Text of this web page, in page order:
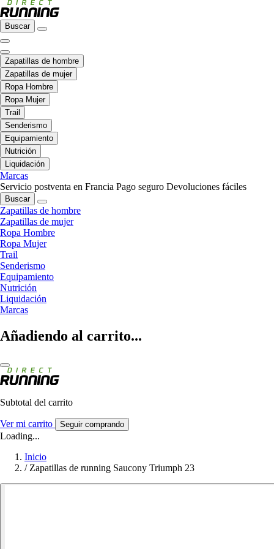
Buscar
Zapatillas de hombre
Zapatillas de mujer
Ropa Hombre
Ropa Mujer
Trail
Senderismo
Equipamiento
Nutrición
Liquidación
Marcas
Servicio postventa en Francia Pago seguro Devoluciones fáciles
Buscar
Zapatillas de hombre
Zapatillas de mujer
Ropa Hombre
Ropa Mujer
Trail
Senderismo
Equipamiento
Nutrición
Liquidación
Marcas
Añadiendo al carrito...
Subtotal del carrito
Ver mi carrito Seguir comprando
Loading...
Inicio
/ Zapatillas de running Saucony Triumph 23